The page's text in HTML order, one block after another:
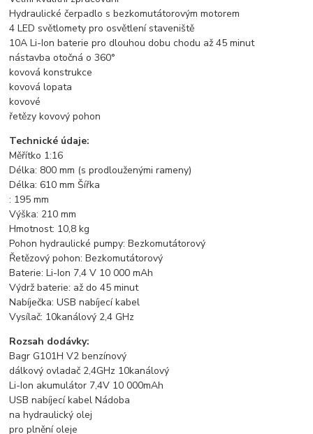
Hydraulické čerpadlo s bezkomutátorovým motorem
4 LED světlomety pro osvětlení staveniště
10A Li-Ion baterie pro dlouhou dobu chodu až 45 minut
nástavba otočná o 360°
kovová konstrukce
kovová lopata
kovové
řetězy kovový pohon
Technické údaje:
Měřítko 1:16
Délka: 800 mm (s prodlouženými rameny)
Délka: 610 mm Šířka
: 195 mm
Výška: 210 mm
Hmotnost: 10,8 kg
Pohon hydraulické pumpy: Bezkomutátorový
Řetězový pohon: Bezkomutátorový
Baterie: Li-Ion 7,4 V 10 000 mAh
Výdrž baterie: až do 45 minut
Nabíječka: USB nabíjecí kabel
Vysílač: 10kanálový 2,4 GHz
Rozsah dodávky:
Bagr G101H V2 benzínový
dálkový ovladač 2,4GHz 10kanálový
Li-Ion akumulátor 7,4V 10 000mAh
USB nabíjecí kabel Nádoba
na hydraulický olej
pro plnění oleje